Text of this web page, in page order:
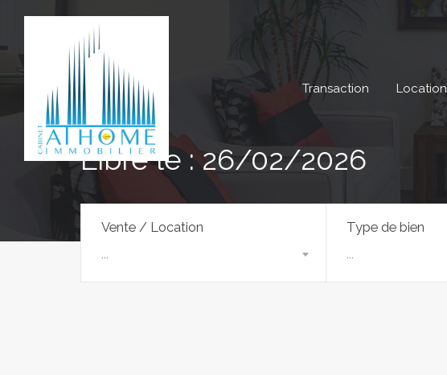
Transaction Location
Libre le : 26/02/2026
Vente / Location Type de bien